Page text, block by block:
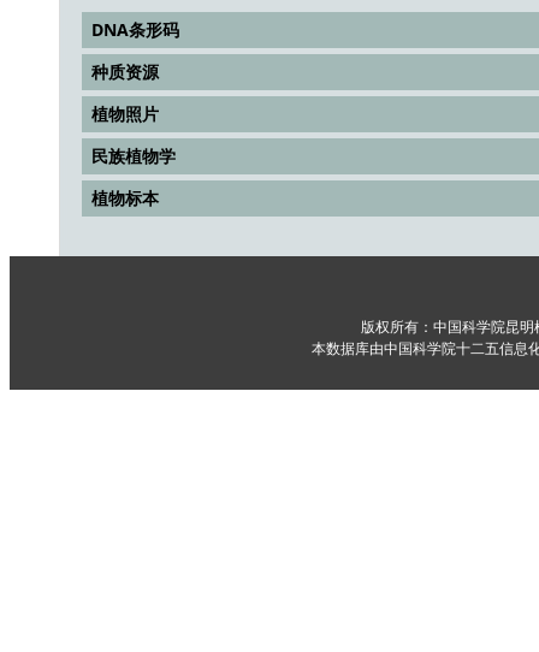
DNA条形码
种质资源
植物照片
民族植物学
植物标本
版权所有：中国科学院昆
本数据库由中国科学院十二五信息